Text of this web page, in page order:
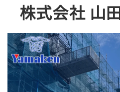
株式会社 山